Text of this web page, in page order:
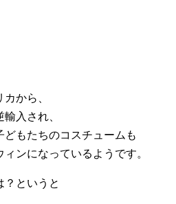
から、
入され、
どもたちのコスチュームも
ンになっているようです。
？というと